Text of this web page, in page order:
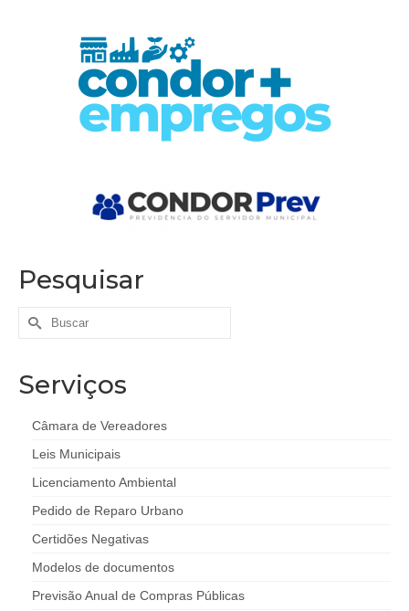
Pesquisar
Buscar
por:
Serviços
Câmara de Vereadores
Leis Municipais
Licenciamento Ambiental
Pedido de Reparo Urbano
Certidões Negativas
Modelos de documentos
Previsão Anual de Compras Públicas